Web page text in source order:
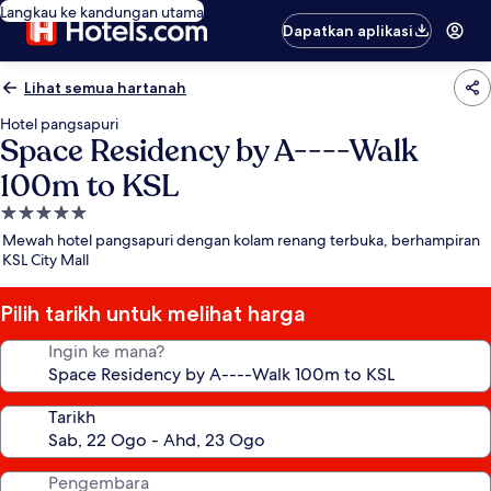
Langkau ke kandungan utama
Dapatkan aplikasi
Lihat semua hartanah
Hotel pangsapuri
Space Residency by A----Walk
100m to KSL
Hartanah
5.0
bintang
Mewah hotel pangsapuri dengan kolam renang terbuka, berhampiran
KSL City Mall
Pilih tarikh untuk melihat harga
Ingin ke mana?
Tarikh
Pengembara